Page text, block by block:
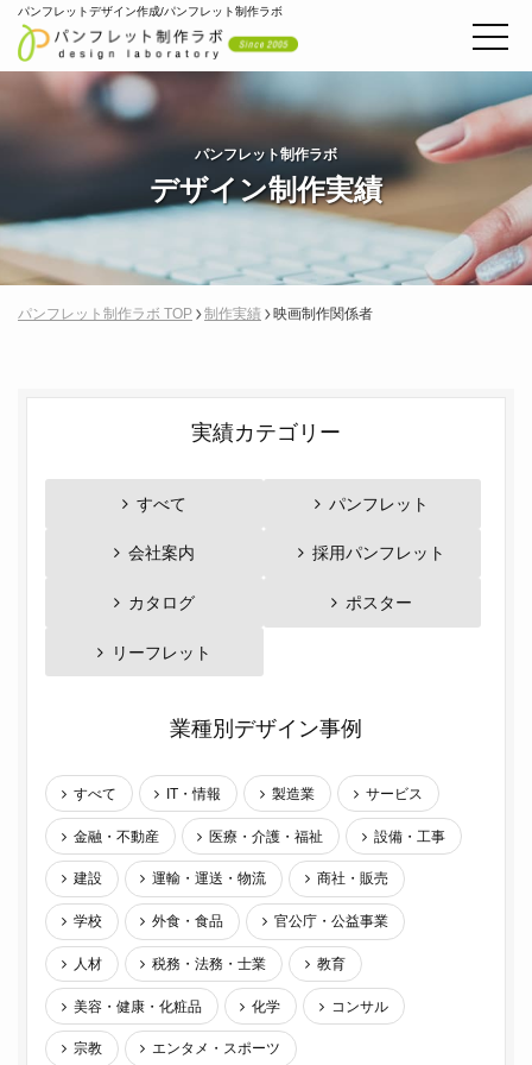
パンフレットデザイン作成/パンフレット制作ラボ
パンフレット制作ラボ
デザイン制作実績
パンフレット制作ラボ TOP 制作実績 映画制作関係者
実績カテゴリー
すべて パンフレット
会社案内 採用パンフレット
カタログ ポスター
リーフレット
業種別デザイン事例
すべて IT・情報 製造業 サービス
金融・不動産 医療・介護・福祉 設備・工事
建設 運輸・運送・物流 商社・販売
学校 外食・食品 官公庁・公益事業
人材 税務・法務・士業 教育
美容・健康・化粧品 化学 コンサル
宗教 エンタメ・スポーツ